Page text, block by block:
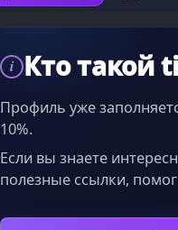
i Кто такой
Профиль уже
10%.
Если вы знаете
полезные ссылки,